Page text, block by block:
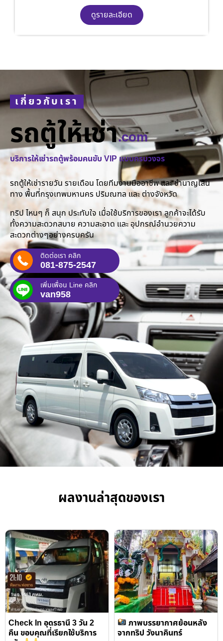
ดูรายละเอียด
เกี่ยวกับเรา
รถตู้ให้เช่า.com
บริการให้เช่ารถตู้พร้อมคนขับ VIP แบบครบวงจร
รถตู้ให้เช่ารายวัน รายเดือน โดยทีมงานมืออาชีพ และ ชำนาญเส้น
ทาง พื้นที่กรุงเทพมหานคร ปริมณฑล และ ต่างจังหวัด
ทริป ไหนๆ ก็ สนุก ประทับใจ เมื่อใช้บริการของเรา ลูกค้าจะได้รับ
ทั้งความสะดวกสบาย ความสะอาด และ อุปกรณ์อำนวยความ
สะดวกต่างๆอย่างครบครัน
ติดต่อเรา คลิก
081-875-2547
เพิ่มเพื่อน Line คลิก
van958
ผลงานล่าสุดของเรา
Check In อุดรธานี 3 วัน 2
คืน ขอบคุณที่เรียกใช้บริการ
ภาพบรรยากาศย้อนหลัง
จากทริป วังนาคินทร์